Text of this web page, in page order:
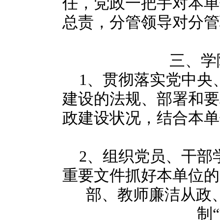
总责，分管领导对分
三、
1、贯彻落实党中央
建设的法规、部署和
政建设状况，结合本
2、组织党员、干部
重要文件抓好本单位
部、教师廉洁从政
制